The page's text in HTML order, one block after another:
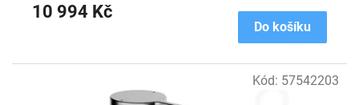
10 994 Kč
Do košíku
Kód: 57542203